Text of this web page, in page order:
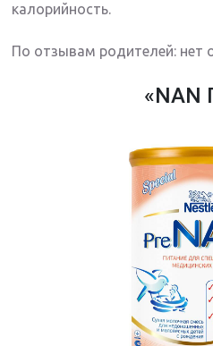
калорийность.
По отзывам родителей: нет
«NAN